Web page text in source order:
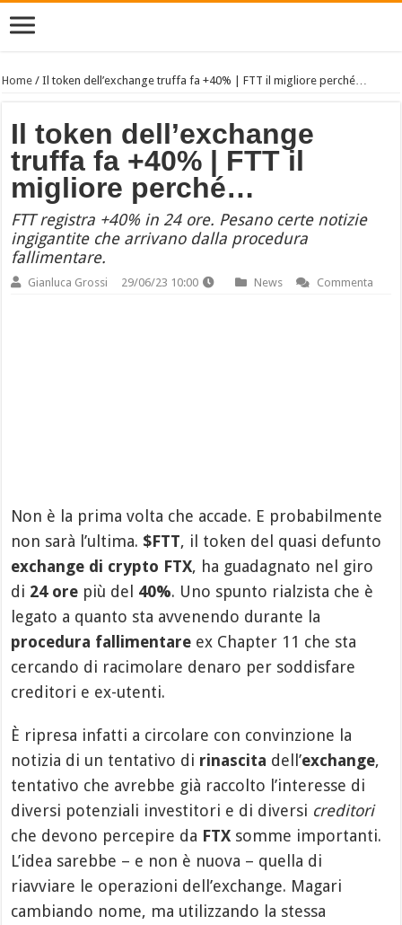
Home /Il token dell’exchange truffa fa +40% | FTT il migliore perché…
Il token dell’exchange
truffa fa +40% | FTT il
migliore perché…
FTT registra +40% in 24 ore. Pesano certe notizie
ingigantite che arrivano dalla procedura
fallimentare.
Gianluca Grossi 29/06/23 10:00 News Commenta
Non è la prima volta che accade. E probabilmente
non sarà l’ultima. $FTT, il token del quasi defunto
exchange di crypto FTX, ha guadagnato nel giro
di 24 ore più del 40%. Uno spunto rialzista che è
legato a quanto sta avvenendo durante la
procedura fallimentare ex Chapter 11 che sta
cercando di racimolare denaro per soddisfare
creditori e ex-utenti.
È ripresa infatti a circolare con convinzione la
notizia di un tentativo di rinascita dell’exchange,
tentativo che avrebbe già raccolto l’interesse di
diversi potenziali investitori e di diversi creditori
che devono percepire da FTX somme importanti.
L’idea sarebbe – e non è nuova – quella di
riavviare le operazioni dell’exchange. Magari
cambiando nome, ma utilizzando la stessa